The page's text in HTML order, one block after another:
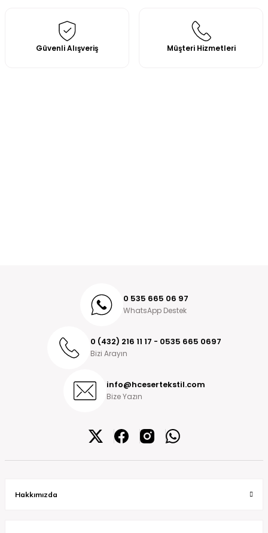
Güvenli Alışveriş Müşteri Hizmetleri
0 535 665 06 97
WhatsApp Destek
0 (432) 216 11 17 - 0535 665 0697
Bizi Arayın
info@hcesertekstil.com
Bize Yazın
Hakkımızda